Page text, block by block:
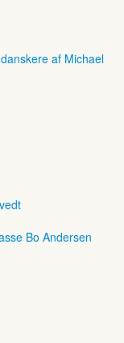
af Michael
Bo Andersen